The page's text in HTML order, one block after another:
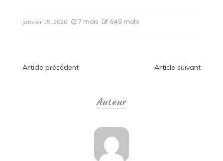
janvier 15, 2026 7 mois 649 mots
Navigation
Article précédent Article suivant
Auteur